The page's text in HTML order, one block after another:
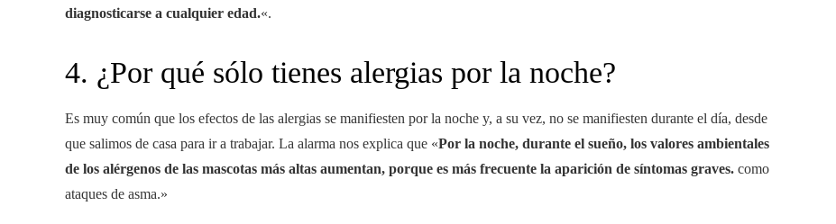
diagnosticarse a cualquier edad.«.
4. ¿Por qué sólo tienes alergias por la noche?
Es muy común que los efectos de las alergias se manifiesten por la noche y, a su vez, no se manifiesten durante el día, desde
que salimos de casa para ir a trabajar. La alarma nos explica que «Por la noche, durante el sueño, los valores ambientales
de los alérgenos de las mascotas más altas aumentan, porque es más frecuente la aparición de síntomas graves. como
ataques de asma.»